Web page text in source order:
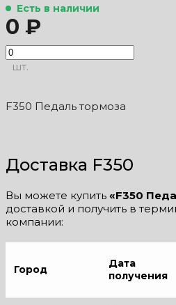
Есть в наличии
0 ₽
шт.
F350 Педаль тормоза
Доставка F350
Вы можете купить «F350
доставкой и получить в
компании:
Город
Дата
получения